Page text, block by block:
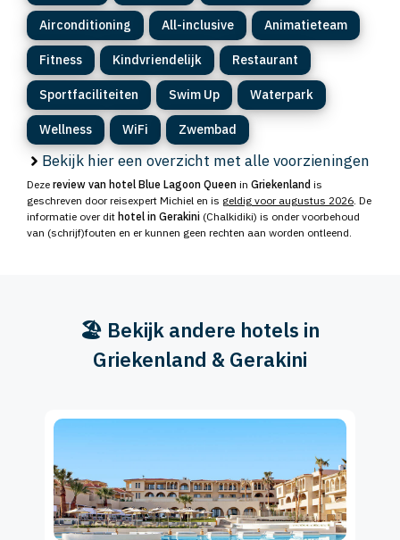
Airconditioning All-inclusive Animatieteam
Fitness Kindvriendelijk Restaurant
Sportfaciliteiten Swim Up Waterpark
Wellness WiFi Zwembad
Bekijk hier een overzicht met alle voorzieningen
Deze review van hotel Blue Lagoon Queen in Griekenland is
geschreven door reisexpert Michiel en is geldig voor augustus 2026. De
informatie over dit hotel in Gerakini (Chalkidiki) is onder voorbehoud
van (schrijf)fouten en er kunnen geen rechten aan worden ontleend.
🏖️ Bekijk andere hotels in
Griekenland & Gerakini